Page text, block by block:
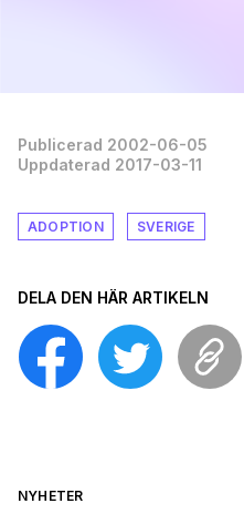
Publicerad 2002-06-05
Uppdaterad 2017-03-11
ADOPTION SVERIGE
DELA DEN HÄR ARTIKELN
NYHETER